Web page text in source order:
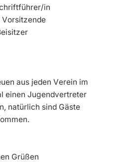
in
Vorsitzende
aus jeden Verein im
einen Jugendvertreter
natürlich sind Gäste
Grüßen